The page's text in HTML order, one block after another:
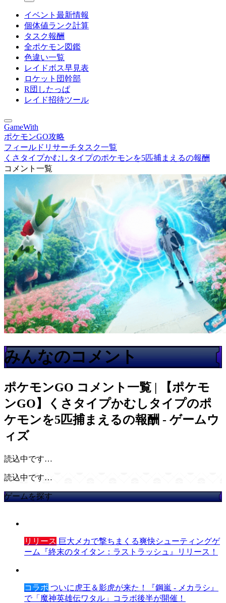
イベント最新情報
個体値ランク計算
タスク報酬
全ポケモン図鑑
色違い一覧
レイドボス早見表
ロケット団幹部
R団したっぱ
レイド招待ツール
GameWith
ポケモンGO攻略
フィールドリサーチタスク一覧
くさタイプかむしタイプのポケモンを5匹捕まえるの報酬
コメント一覧
みんなのコメント
ポケモンGO コメント一覧 | 【ポケモ
ンGO】くさタイプかむしタイプのポ
ケモンを5匹捕まえるの報酬 - ゲームウ
ィズ
読込中です…
読込中です…
ゲームを探す
リリース 巨大メカで撃ちまくる爽快シューティングゲ
ーム『終末のタイタン：ラストラッシュ』リリース！
コラボ ついに虎王＆影虎が来た！『鋼嵐 - メカラシ』
で「魔神英雄伝ワタル」コラボ後半が開催！